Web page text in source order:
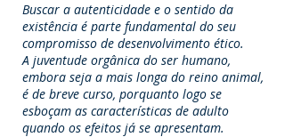
Buscar a autenticidade e o sentido da
existência é parte fundamental do seu
compromisso de desenvolvimento ético.
A juventude orgânica do ser humano,
embora seja a mais longa do reino animal,
é de breve curso, porquanto logo se
esboçam as características de adulto
quando os efeitos já se apresentam.